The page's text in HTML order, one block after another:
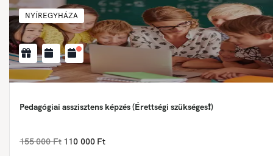
NYÍREGYHÁZA
Pedagógiai asszisztens képzés (Érettségi szükséges❗)
155 000 Ft 110 000 Ft